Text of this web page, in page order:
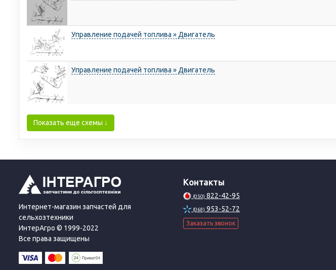
Управление подачей топлива » Двигатель
Управление подачей топлива » Двигатель
Показать еще схемы ↓
Интернет-магазин запчастей для
сельхозтехники
ИнтерАгро © 1999-2022
Все права защищены
Контакты
(050) 822-42-95
(068) 953-52-72
Заказать звонок